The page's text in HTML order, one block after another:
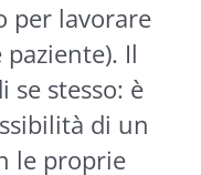
per lavorare
Il
se stesso: è
di un
le proprie